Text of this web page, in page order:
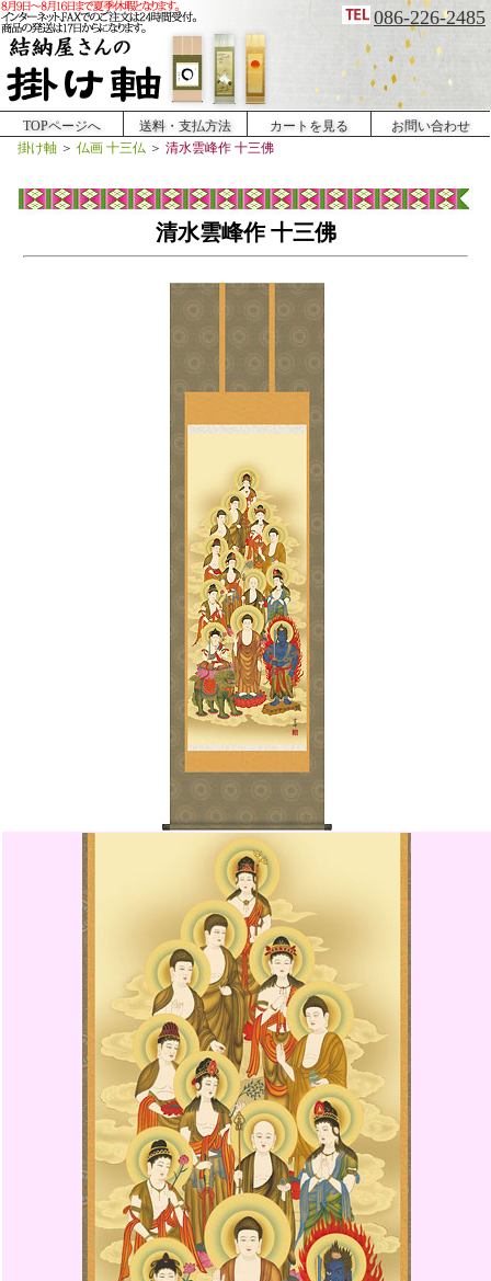
086-226-2485
TOPページへ 送料・支払方法 カートを見る
お問い合わせ
掛け軸 ＞ 仏画 十三仏 ＞ 清水雲峰作 十三佛
清水雲峰作 十三佛